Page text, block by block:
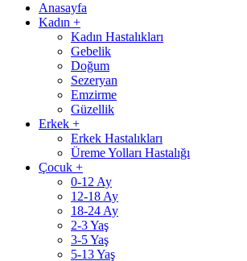
Anasayfa
Kadın +
Kadın Hastalıkları
Gebelik
Doğum
Sezeryan
Emzirme
Güzellik
Erkek +
Erkek Hastalıkları
Üreme Yolları Hastalığı
Çocuk +
0-12 Ay
12-18 Ay
18-24 Ay
2-3 Yaş
3-5 Yaş
5-13 Yaş